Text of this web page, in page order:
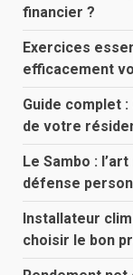
financier ?
Exercices
efficacement
Guide complet
de votre
Le Sambo :
défense
Installateur
choisir le bon